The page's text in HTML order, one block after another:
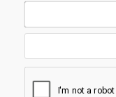
ایمیل*